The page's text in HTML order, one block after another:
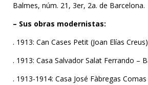
Balmes, núm. 21, 3er, 2a. de Barcelona.
– Sus obras modernistas:
. 1913: Can Cases Petit (Joan Elías
. 1913: Casa Salvador Salat Ferrando –
. 1913-1914: Casa José Fàbregas